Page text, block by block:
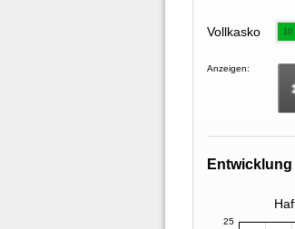
Vollkasko 10
Anzeigen:
25